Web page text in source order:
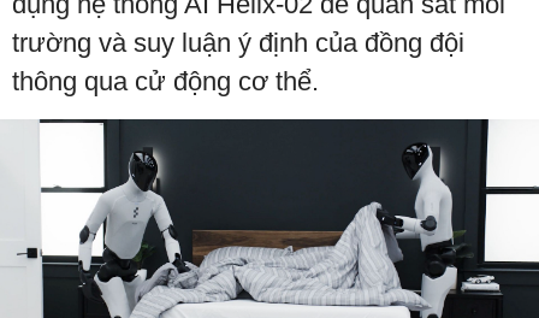
trường và suy luận ý định của đồng đội
thông qua cử động cơ thể.